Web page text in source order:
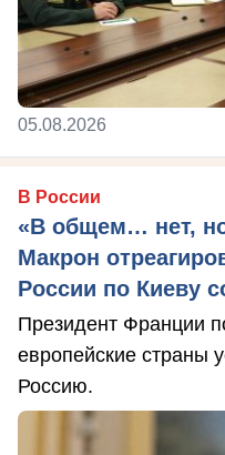
05.08.2026
В России
«В общем… нет,
Макрон
России по Киеву
Президент Франции
европейские страны
Россию.